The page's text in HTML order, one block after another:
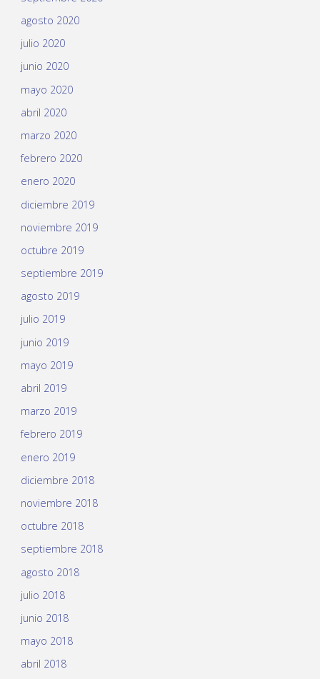
agosto 2020
julio 2020
junio 2020
mayo 2020
abril 2020
marzo 2020
febrero 2020
enero 2020
diciembre 2019
noviembre 2019
octubre 2019
septiembre 2019
agosto 2019
julio 2019
junio 2019
mayo 2019
abril 2019
marzo 2019
febrero 2019
enero 2019
diciembre 2018
noviembre 2018
octubre 2018
septiembre 2018
agosto 2018
julio 2018
junio 2018
mayo 2018
abril 2018